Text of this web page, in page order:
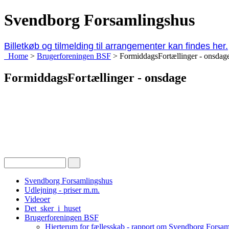
Svendborg Forsamlingshus
Billetkøb og tilmelding til arrangementer kan findes her.
Home > Brugerforeningen BSF > FormiddagsFortællinger -
FormiddagsFortællinger - onsdage
Svendborg Forsamlingshus
Udlejning - priser m.m.
Videoer
Det_sker_i_huset
Brugerforeningen BSF
Hjerterum for fællesskab - rapport om Svendborg